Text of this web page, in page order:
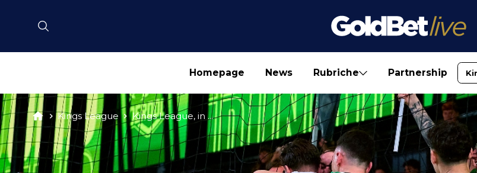
Homepage News Rubriche Partnership
Kings League Kings League, in ...